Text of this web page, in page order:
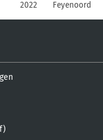
2022
Feyenoord